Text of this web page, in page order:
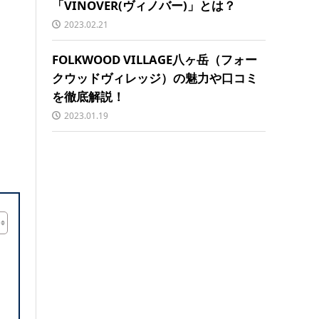
「VINOVER(ヴィノバー)」とは？
2023.02.21
FOLKWOOD VILLAGE八ヶ岳（フォー
クウッドヴィレッジ）の魅力や口コミ
を徹底解説！
2023.01.19